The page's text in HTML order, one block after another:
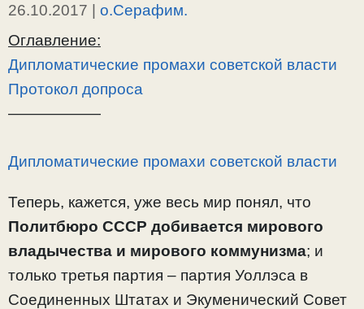
26.10.2017 | о.Серафим.
Оглавление:
Дипломатические промахи советской власти
Протокол допроса
——————
Дипломатические промахи советской власти
Теперь, кажется, уже весь мир понял, что
Политбюро СССР добивается мирового
владычества и мирового коммунизма; и
только третья партия – партия Уоллэса в
Соединенных Штатах и Экуменический Совет